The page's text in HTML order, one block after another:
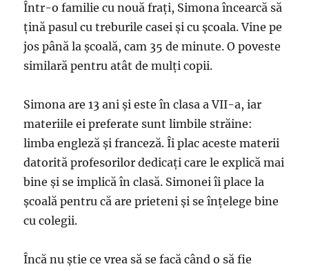
casă
Într-o familie cu nouă frați, Simona încearcă să
țină pasul cu treburile casei și cu școala. Vine pe
jos până la școală, cam 35 de minute. O poveste
similară pentru atât de mulți copii.
Simona are 13 ani și este în clasa a VII-a, iar
materiile ei preferate sunt limbile străine:
limba engleză și franceză. Îi plac aceste materii
datorită profesorilor dedicați care le explică mai
bine și se implică în clasă. Simonei îi place la
școală pentru că are prieteni și se înțelege bine
cu colegii.
Încă nu știe ce vrea să se facă când o să fie